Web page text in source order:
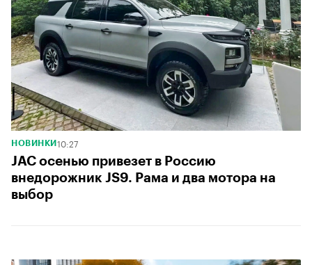
НОВИНКИ 10:27
JAC осенью привезет в Россию
внедорожник JS9. Рама и два мотора на
выбор